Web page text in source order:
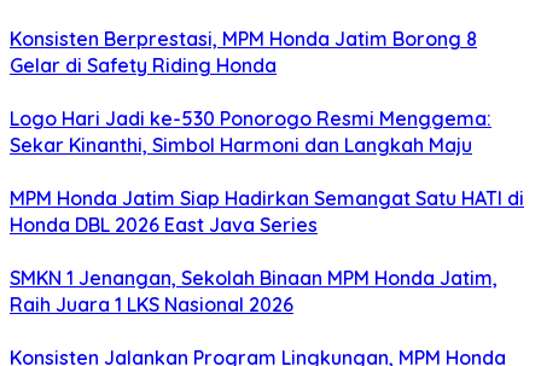
Konsisten Berprestasi, MPM Honda Jatim Borong 8
Gelar di Safety Riding Honda
Logo Hari Jadi ke-530 Ponorogo Resmi Menggema:
Sekar Kinanthi, Simbol Harmoni dan Langkah Maju
MPM Honda Jatim Siap Hadirkan Semangat Satu HATI di
Honda DBL 2026 East Java Series
SMKN 1 Jenangan, Sekolah Binaan MPM Honda Jatim,
Raih Juara 1 LKS Nasional 2026
Konsisten Jalankan Program Lingkungan, MPM Honda